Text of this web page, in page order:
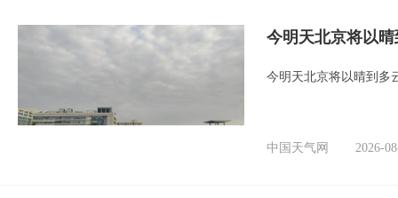
今明天北京将以
今明天北京将以晴到多
中国天气网 2026-